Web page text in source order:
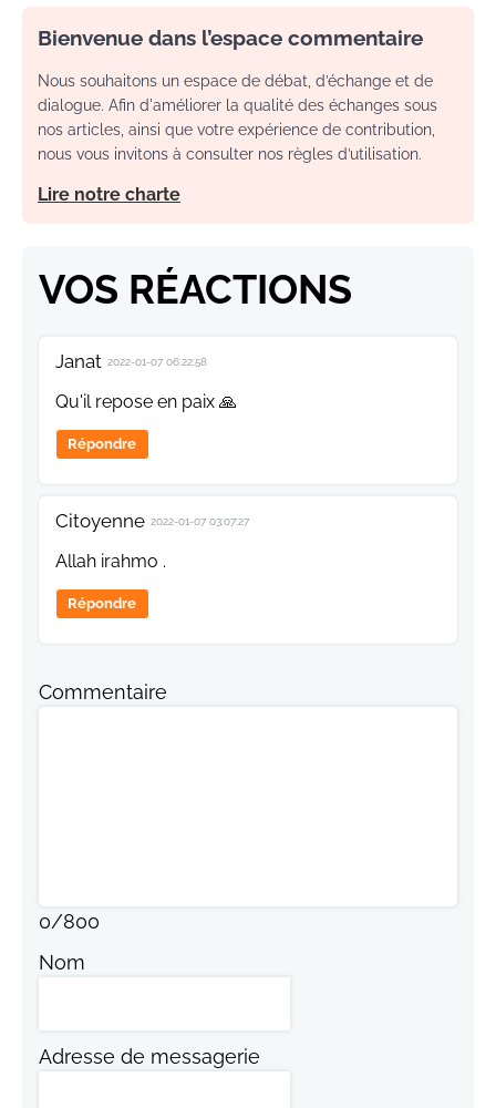
Bienvenue dans l’espace commentaire
Nous souhaitons un espace de débat, d’échange et de
dialogue. Afin d'améliorer la qualité des échanges sous
nos articles, ainsi que votre expérience de contribution,
nous vous invitons à consulter nos règles d’utilisation.
Lire notre charte
VOS RÉACTIONS
Janat 2022-01-07 06:22:58
Qu'il repose en paix 🙏
Répondre
Citoyenne 2022-01-07 03:07:27
Allah irahmo .
Répondre
Commentaire
0/800
Nom
Adresse de messagerie